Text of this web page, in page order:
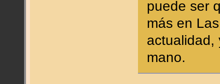
puede ser
más en
actualidad,
mano.